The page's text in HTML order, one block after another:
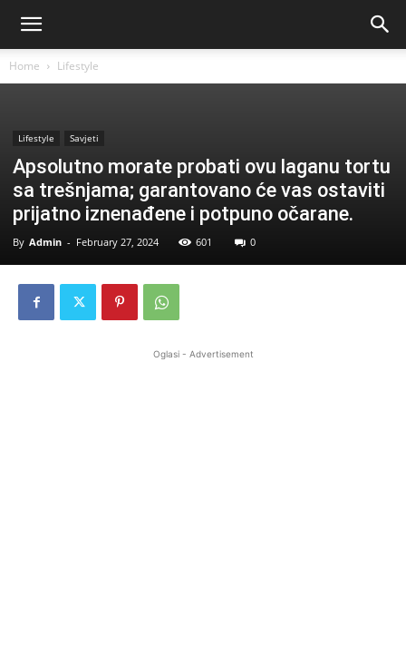
Home Lifestyle
Lifestyle Savjeti
Apsolutno morate probati ovu laganu tortu
sa trešnjama; garantovano će vas ostaviti
prijatno iznenađene i potpuno očarane.
By Admin - February 27, 2024 601 0
Oglasi - Advertisement